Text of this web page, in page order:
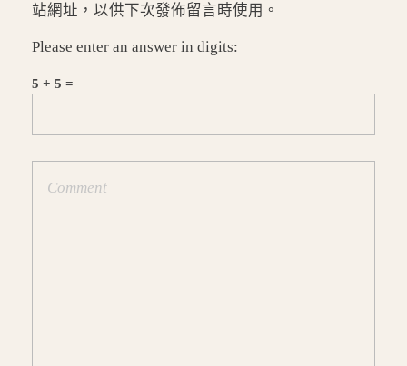
站網址，以供下次發佈留言時使用。
Please enter an answer in digits:
5 + 5 =